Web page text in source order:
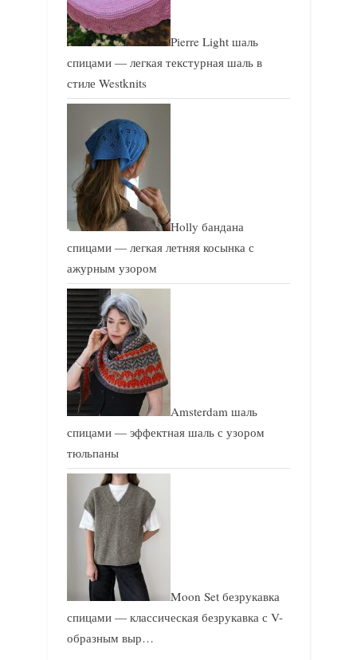
Pierre Light шаль
спицами — легкая текстурная шаль в
стиле Westknits
Holly бандана
спицами — легкая летняя косынка с
ажурным узором
Amsterdam шаль
спицами — эффектная шаль с узором
тюльпаны
Moon Set безрукавка
спицами — классическая безрукавка с V-
образным выр…